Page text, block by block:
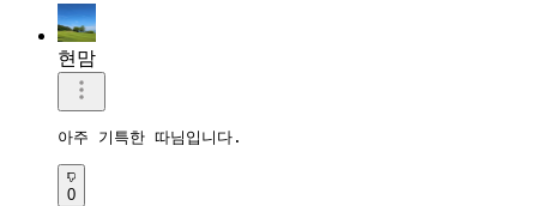
현맘
아주 기특한 따님입니다.
0